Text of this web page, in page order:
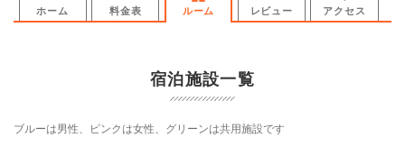
ホーム 料金表 ルーム レビュー アクセス
宿泊施設一覧
ブルーは男性、ピンクは女性、グリーンは共用施設です